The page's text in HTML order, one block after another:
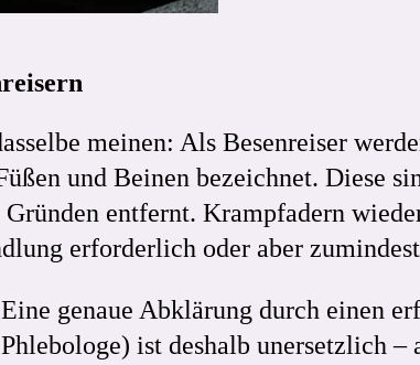
meinen: Als Besenreiser
und Beinen bezeichnet. Diese
entfernt. Krampfadern
erforderlich oder aber
Eine genaue Abklärung durch einen
Phlebologe) ist deshalb unersetzlich –